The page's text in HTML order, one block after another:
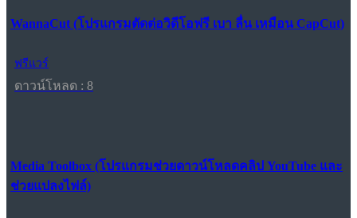
WannaCut (โปรแกรมตัดต่อวิดีโอฟรี เบา ลื่น เหมือน CapCut)
ฟรีแวร์
ดาวน์โหลด : 8
Media Toolbox (โปรแกรมช่วยดาวน์โหลดคลิป YouTube และ
ช่วยแปลงไฟล์)